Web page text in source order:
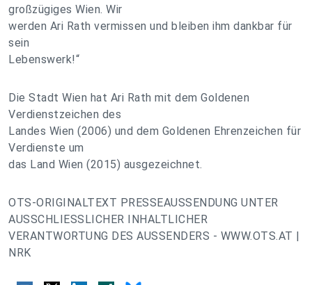
großzügiges Wien. Wir
werden Ari Rath vermissen und bleiben ihm dankbar für
sein
Lebenswerk!“
Die Stadt Wien hat Ari Rath mit dem Goldenen
Verdienstzeichen des
Landes Wien (2006) und dem Goldenen Ehrenzeichen für
Verdienste um
das Land Wien (2015) ausgezeichnet.
OTS-ORIGINALTEXT PRESSEAUSSENDUNG UNTER
AUSSCHLIESSLICHER INHALTLICHER
VERANTWORTUNG DES AUSSENDERS - WWW.OTS.AT |
NRK